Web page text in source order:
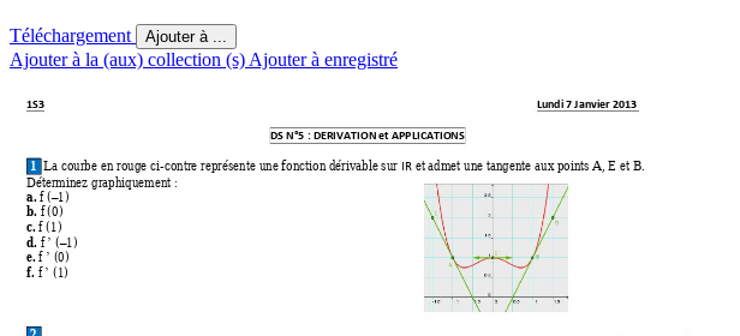
Téléchargement Ajouter à ...
Ajouter à la (aux) collection (s) Ajouter à enregistré
1S3 Lundi 7 Janvier 2013
DS N°5 : DER IVATION et APPLICATIONS
1 La courbe en rouge ci-contre représente une fonction dérivable sur IR et admet une tangente aux points A, E et B.
Déterminez graphiquement :
a. f (–1)
b. f (0)
c. f (1)
d. f ’ (–1)
e. f ’ (0)
f. f ’ (1)